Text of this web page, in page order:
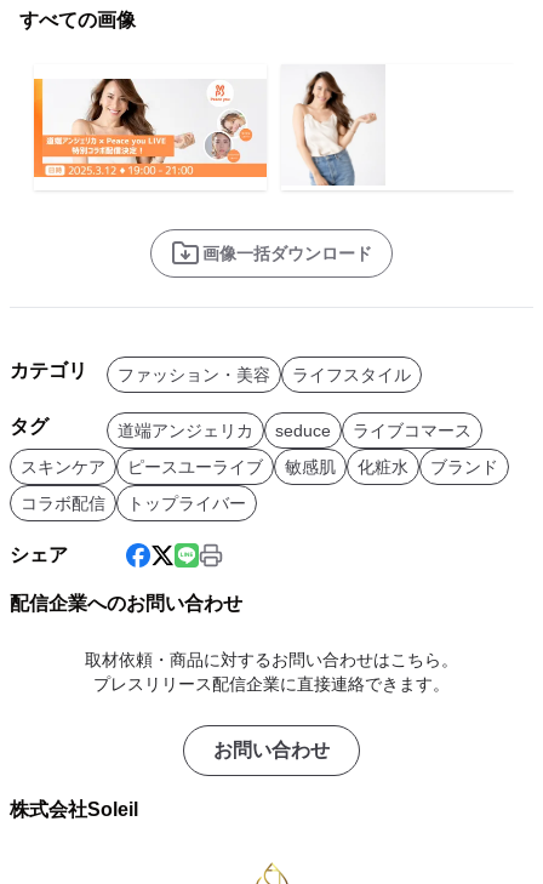
すべての画像
画像一括ダウンロード
カテゴリ ファッション・美容 ライフスタイル
タグ 道端アンジェリカ seduce
ライブコマース
スキンケア
ピースユーライブ 敏感肌 化粧水
ブランド
コラボ配信
トップライバー
シェア
配信企業へのお問い合わせ
取材依頼・商品に対するお問い合わせはこちら。
プレスリリース配信企業に直接連絡できます。
お問い合わせ
株式会社Soleil